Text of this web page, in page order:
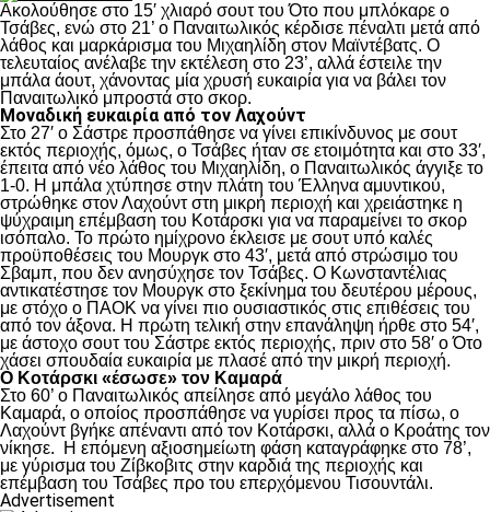
Ακολούθησε στο 15′ χλιαρό σουτ του Ότο που μπλόκαρε ο
Τσάβες, ενώ στο 21’ ο Παναιτωλικός κέρδισε πέναλτι μετά από
λάθος και μαρκάρισμα του Μιχαηλίδη στον Μαϊντέβατς. Ο
τελευταίος ανέλαβε την εκτέλεση στο 23’, αλλά έστειλε την
μπάλα άουτ, χάνοντας μία χρυσή ευκαιρία για να βάλει τον
Παναιτωλικό μπροστά στο σκορ.
Μοναδική ευκαιρία από τον Λαχούντ
Στο 27′ ο Σάστρε προσπάθησε να γίνει επικίνδυνος με σουτ
εκτός περιοχής, όμως, ο Τσάβες ήταν σε ετοιμότητα και στο 33′,
έπειτα από νέο λάθος του Μιχαηλίδη, ο Παναιτωλικός άγγιξε το
1-0. Η μπάλα χτύπησε στην πλάτη του Έλληνα αμυντικού,
στρώθηκε στον Λαχούντ στη μικρή περιοχή και χρειάστηκε η
ψύχραιμη επέμβαση του Κοτάρσκι για να παραμείνει το σκορ
ισόπαλο. Το πρώτο ημίχρονο έκλεισε με σουτ υπό καλές
προϋποθέσεις του Μουργκ στο 43′, μετά από στρώσιμο του
Σβαμπ, που δεν ανησύχησε τον Τσάβες. Ο Κωνσταντέλιας
αντικατέστησε τον Μουργκ στο ξεκίνημα του δευτέρου μέρους,
με στόχο ο ΠΑΟΚ να γίνει πιο ουσιαστικός στις επιθέσεις του
από τον άξονα. Η πρώτη τελική στην επανάληψη ήρθε στο 54′,
με άστοχο σουτ του Σάστρε εκτός περιοχής, πριν στο 58′ ο Ότο
χάσει σπουδαία ευκαιρία με πλασέ από την μικρή περιοχή.
Ο Κοτάρσκι «έσωσε» τον Καμαρά
Στο 60’ ο Παναιτωλικός απείλησε από μεγάλο λάθος του
Καμαρά, ο οποίος προσπάθησε να γυρίσει προς τα πίσω, ο
Λαχούντ βγήκε απέναντι από τον Κοτάρσκι, αλλά ο Κροάτης τον
νίκησε. Η επόμενη αξιοσημείωτη φάση καταγράφηκε στο 78’,
με γύρισμα του Ζίβκοβιτς στην καρδιά της περιοχής και
επέμβαση του Τσάβες προ του επερχόμενου Τισουντάλι.
Advertisement